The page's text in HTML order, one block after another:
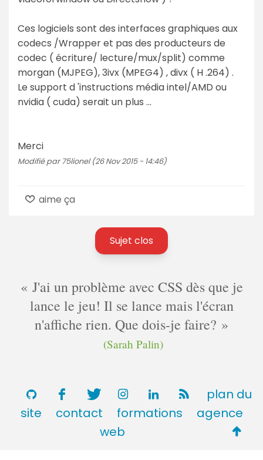
Ces logiciels sont des interfaces graphiques aux
codecs /Wrapper et pas des producteurs de
codec ( écriture/ lecture/mux/split) comme
morgan (MJPEG), 3ivx (MPEG4) , divx ( H .264) .
Le support d 'instructions média intel/AMD ou
nvidia ( cuda) serait un plus ...
Merci
Modifié par 75lionel (26 Nov 2015 - 14:46)
aime ça
Sujet clos
J'ai un problème avec CSS dès que je
lance le jeu! Il se lance mais l'écran
n'affiche rien. Que dois-je faire?
(Sarah Palin)
plan du
site
contact formations
agence
web